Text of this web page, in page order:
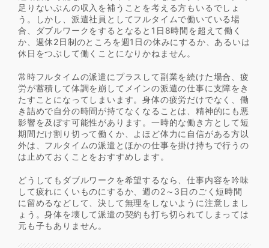
足りないぶんの収入を補うことを考える方もいるでしょ
う。しかし、派遣社員としてフルタイムで働いている場
合、ダブルワークをするとなると1日8時間を超えて働く
か、週休2日制のところを週1日の休みにするか、あるいは
休日をつぶして働くことになりかねません。
常時フルタイムの派遣にプラスして副業を続けた場合、疲
労が蓄積して体調を崩してメインの派遣の仕事に支障をき
たすことになってしまいます。身体の疲労だけでなく、働
き詰めで自分の時間が持てなくなることは、精神的にも悪
影響を及ぼす可能性があります。一時的な働き方として短
期間だけ割り切って働くか、よほど体力に自信がある方以
外は、フルタイムの派遣とほかの仕事を掛け持ちで行うの
は止めておくことをおすすめします。
どうしてもダブルワークを希望するなら、仕事内容を吟味
して疲れにくいものにするか、週の2～3日のごく短時間
に留めるなどして、決して無理をしないように注意しまし
ょう。身体を壊して派遣の契約も打ち切られてしまっては
元も子もありません。